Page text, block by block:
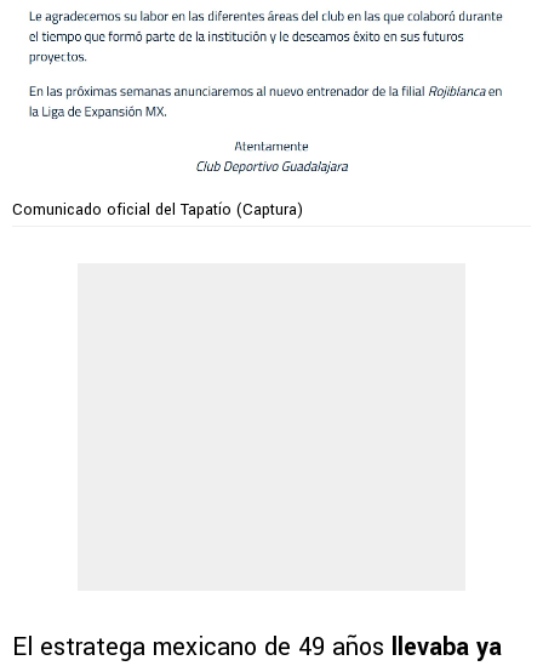
Comunicado oficial del Tapatío (Captura)
El estratega mexicano de 49 años llevaba ya